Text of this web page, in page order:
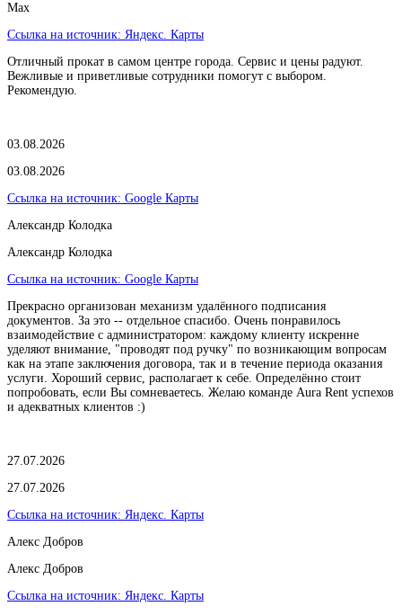
Max
Ссылка на источник: Яндекс. Карты
Отличный прокат в самом центре города. Сервис и цены радуют.
Вежливые и приветливые сотрудники помогут с выбором.
Рекомендую.
03.08.2026
03.08.2026
Ссылка на источник: Google Карты
Александр Колодка
Александр Колодка
Ссылка на источник: Google Карты
Прекрасно организован механизм удалённого подписания
документов. За это -- отдельное спасибо. Очень понравилось
взаимодействие с администратором: каждому клиенту искренне
уделяют внимание, "проводят под ручку" по возникающим вопросам
как на этапе заключения договора, так и в течение периода оказания
услуги. Хороший сервис, располагает к себе. Определённо стоит
попробовать, если Вы сомневаетесь. Желаю команде Aura Rent успехов
и адекватных клиентов :)
27.07.2026
27.07.2026
Ссылка на источник: Яндекс. Карты
Алекс Добров
Алекс Добров
Ссылка на источник: Яндекс. Карты